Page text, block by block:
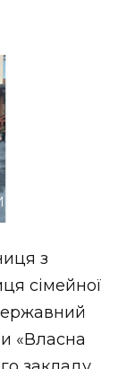
з
сімейної
«Власна